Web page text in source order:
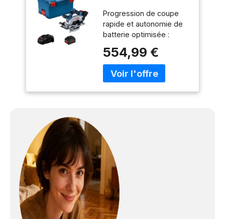
sans fil Profondeur
de coupe max. (90°)
57 mm + 2 batteries
Progression de coupe
rapide et autonomie de
batterie optimisée :
de 165 mm, qui permet
une profondeur de
coupe de 57 mm pour
360° compatible avec le
système Click & Clean. Il
est équipé d'un système
de freinage rapide, d'une
fonction de soufflage de
poussière, d'une lumière
LED, d'une poignée avant
pour un contrôle idéal et
554,99 €